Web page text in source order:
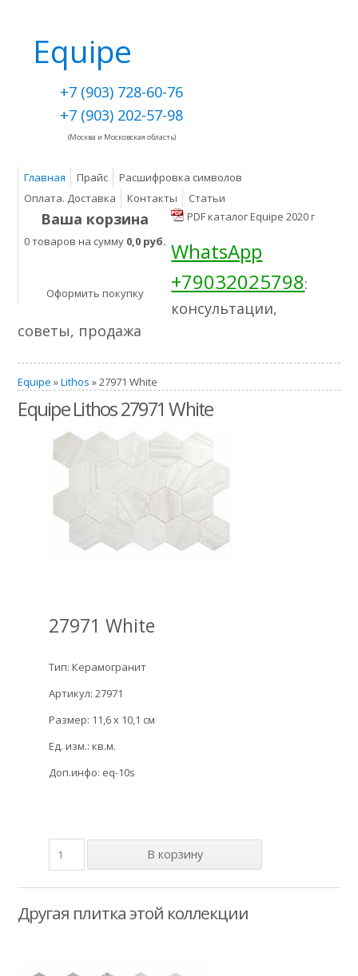
Equipe
+7 (903) 728-60-76
+7 (903) 202-57-98
(Москва и Московская область)
Главная Прайс
Расшифровка символов
Оплата. Доставка
Контакты Статьи
Ваша корзина
0 товаров на сумму 0,0 руб.
Оформить покупку
PDF каталог Equipe 2020 г
WhatsApp
+79032025798:
консультации,
советы, продажа
Equipe »Lithos » 27971 White
Equipe Lithos 27971 White
27971 White
Тип: Керамогранит
Артикул: 27971
Размер: 11,6 x 10,1 см
Ед. изм.: кв.м.
Доп.инфо: eq-10s
Другая плитка этой коллекции